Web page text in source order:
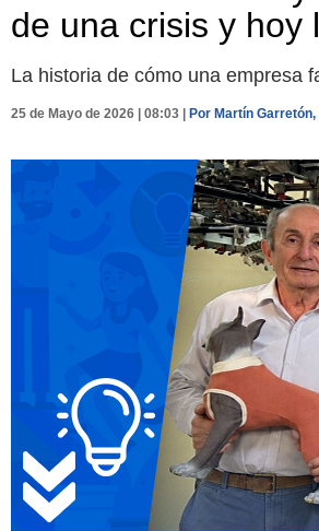
de una crisis y hoy
La historia de cómo una empresa
25 de Mayo de 2026 | 08:03 | Por Martín Garretón,